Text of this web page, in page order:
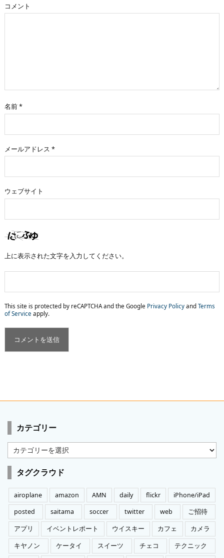
コメント
名前*
メールアドレス *
ウェブサイト
上に表示された文字を入力してください。
This site is protected by reCAPTCHA and the Google Privacy Policy and Terms
of Service apply.
カテゴリー
カ
テ
ゴ
リ
ー
タグクラウド
airoplane amazon AMN daily flickr
iPhone/iPad
posted
saitama soccer twitter web
ご招待
アプリ
イベントレポート ウイスキー カフェ
カメラ
キヤノン
ケータイ スイーツ チェコ
テクニック